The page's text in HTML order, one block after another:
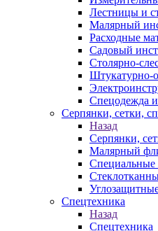
Лестницы и
Малярный
Расходные
Садовый
Столярно-
Штукатурно-
Спецодежда
Серпянки, сетки,
Назад
Серпянки,
Малярный
Специальные
Спецтехника
Назад
Спецтехника